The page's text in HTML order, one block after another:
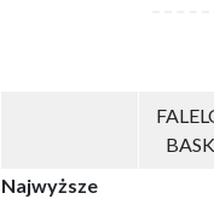
Najwyższe